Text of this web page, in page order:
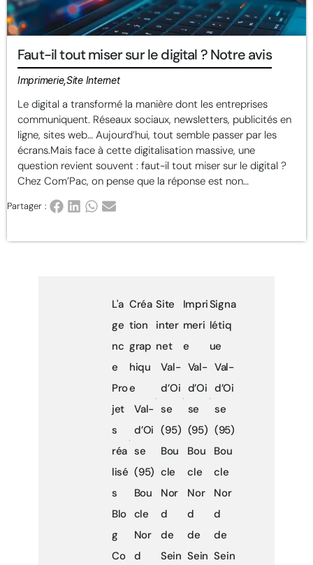
Faut-il tout miser sur le digital ? Notre avis
Imprimerie,Site Internet
Le digital a transformé la manière dont les entreprises
communiquent. Réseaux sociaux, newsletters, publicités en
ligne, sites web… Aujourd’hui, tout semble passer par les
écrans.Mais face à cette digitalisation massive, une
question revient souvent : faut-il tout miser sur le digital ?
Chez Com’Pac, on pense que la réponse est non…
Partager :
L'a
ge
nc
e
Pro
jet
s
réa
lisé
s
Blo
g
Co
Créa
tion
grap
hiqu
e
Val-
d’Oi
se
(95)
Bou
cle
Nor
d
Site
inter
net
Val-
d’Oi
se
(95)
Bou
cle
Nor
d
de
Sein
Impri
meri
e
Val-
d’Oi
se
(95)
Bou
cle
Nor
d
de
Sein
Signa
létiq
ue
Val-
d’Oi
se
(95)
Bou
cle
Nor
d
de
Sein